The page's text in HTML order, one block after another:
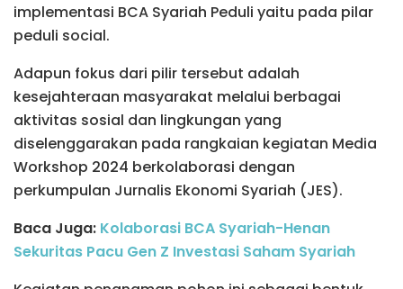
implementasi BCA Syariah Peduli yaitu pada pilar
peduli social.
Adapun fokus dari pilir tersebut adalah
kesejahteraan masyarakat melalui berbagai
aktivitas sosial dan lingkungan yang
diselenggarakan pada rangkaian kegiatan Media
Workshop 2024 berkolaborasi dengan
perkumpulan Jurnalis Ekonomi Syariah (JES).
Baca Juga: Kolaborasi BCA Syariah-Henan
Sekuritas Pacu Gen Z Investasi Saham Syariah